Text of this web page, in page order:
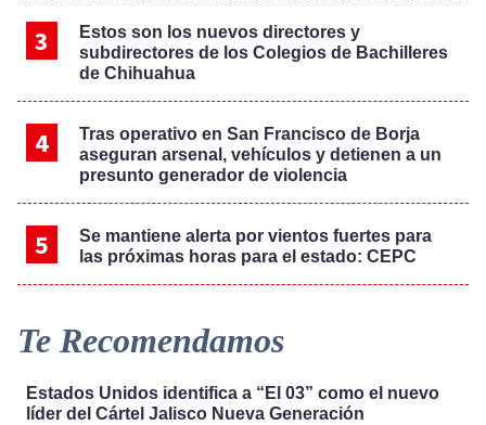
Estos son los nuevos directores y
subdirectores de los Colegios de Bachilleres
de Chihuahua
Tras operativo en San Francisco de Borja
aseguran arsenal, vehículos y detienen a un
presunto generador de violencia
Se mantiene alerta por vientos fuertes para
las próximas horas para el estado: CEPC
Te Recomendamos
Estados Unidos identifica a “El 03” como el nuevo
líder del Cártel Jalisco Nueva Generación